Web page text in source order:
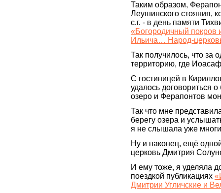
Таким образом,
Леушинского стояния,
с.г. - в день памяти
«Богородичный
Ильича… Народ-
Так получилось, что за
территорию, где
С гостиницей в
удалось договориться
озеро и Ферапонтов
Так что мне
берегу озера и
я не слышала уже
Ну и наконец, ещё
церковь Дмитрия
И ему тоже, я уделяла
поездкой публикациях
Дмитрии Угличские и